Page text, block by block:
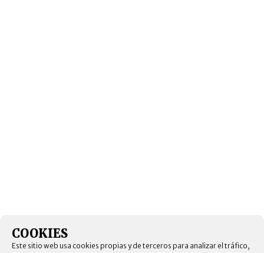
COOKIES
Este sitio web usa cookies propias y de terceros para analizar el tráfico,